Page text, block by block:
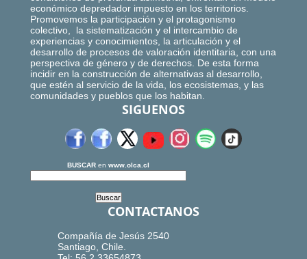
económico depredador impuesto en los territorios.
Promovemos la participación y el protagonismo
colectivo, la sistematización y el intercambio de
experiencias y conocimientos, la articulación y el
desarrollo de procesos de valoración identitaria, con una
perspectiva de género y de derechos. De esta forma
incidir en la construcción de alternativas al desarrollo,
que estén al servicio de la vida, los ecosistemas, y las
comunidades y pueblos que los habitan.
SIGUENOS
BUSCAR en www.olca.cl
CONTACTANOS
Compañía de Jesús 2540
Santiago, Chile.